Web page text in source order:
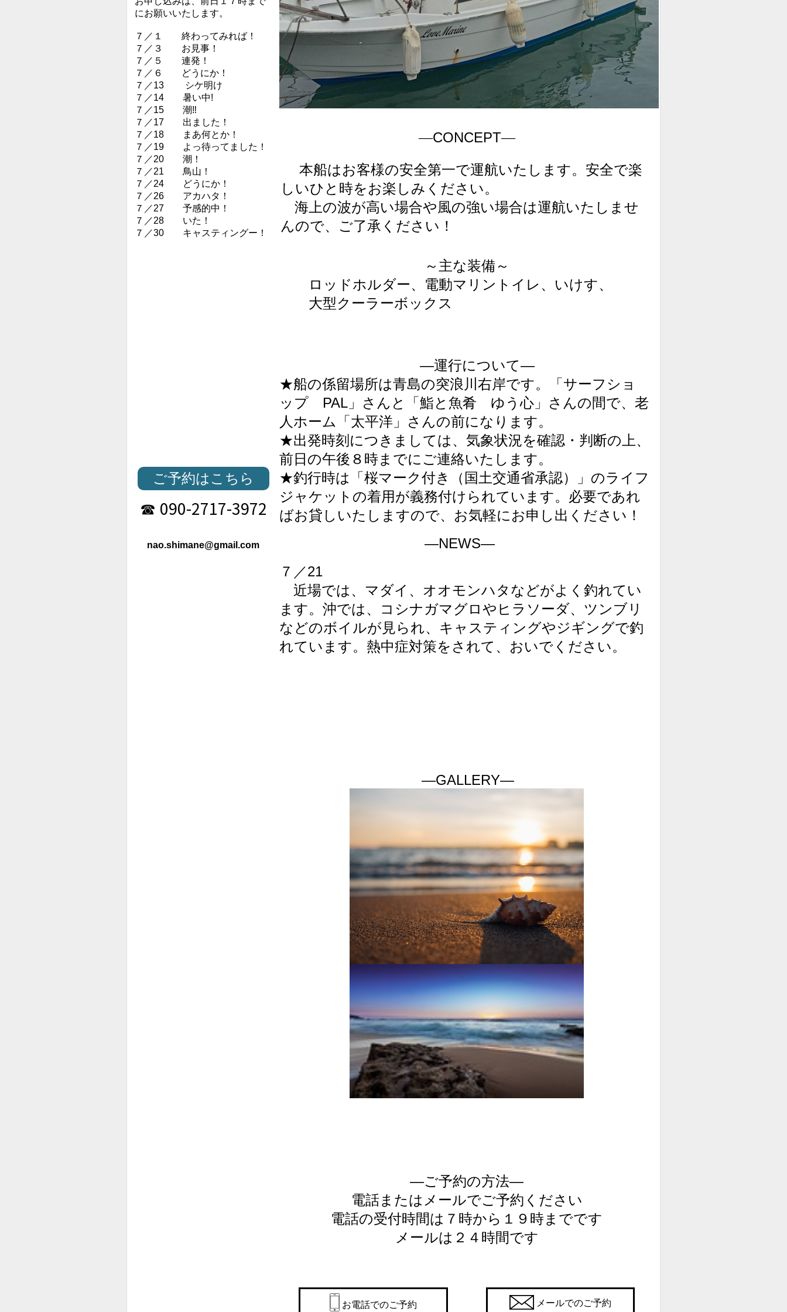
にお願いいたします。
７／１ 終わってみれば！
７／３ お見事！
７／５ 連発！
７／６ どうにか！
７／13 シケ明け
７／14 暑い中!
７／15 潮‼︎
７／17 出ました！
７／18 まあ何とか！
７／19 よっ待ってました！
７／20 潮！
７／21 鳥山！
７／24 どうにか！
７／26 アカハタ！
７／27 予感的中！
７／28 いた！
７／30 キャスティングー！
ご予約はこちら
☎ 090-2717-3972
nao.shimane@gmail.com
―CONCEPT―
本船はお客様の安全第一で運航いたします。安全で楽
しいひと時をお楽しみください。
海上の波が高い場合や風の強い場合は運航いたしませ
んので、ご了承ください！
～主な装備～
ロッドホルダー、電動マリントイレ、いけす、
大型クーラーボックス
―運行について―
★船の係留場所は青島の突浪川右岸です。「サーフショ
ップ PAL」さんと「鮨と魚肴 ゆう心」さんの間で、老
人ホーム「太平洋」さんの前になります。
★出発時刻につきましては、気象状況を確認・判断の上、
前日の午後８時までにご連絡いたします。
★釣行時は「桜マーク付き（国土交通省承認）」のライフ
ジャケットの着用が義務付けられています。必要であれ
ばお貸しいたしますので、お気軽にお申し出ください！
―NEWS―
７／21
近場では、マダイ、オオモンハタなどがよく釣れてい
ます。沖では、コシナガマグロやヒラソーダ、ツンブリ
などのボイルが見られ、キャスティングやジギングで釣
れています。熱中症対策をされて、おいでください。
―GALLERY―
―ご予約の方法―
電話またはメールでご予約ください
電話の受付時間は７時から１９時までです
メールは２４時間です
お電話でのご予約 メールでのご予約